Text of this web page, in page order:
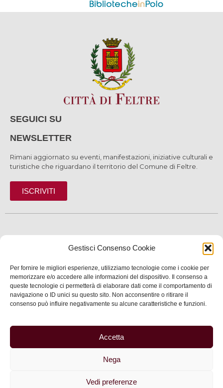
Gestisci Consenso Cookie
Per fornire le migliori esperienze, utilizziamo tecnologie come i cookie per
memorizzare e/o accedere alle informazioni del dispositivo. Il consenso a
queste tecnologie ci permetterà di elaborare dati come il comportamento di
navigazione o ID unici su questo sito. Non acconsentire o ritirare il
consenso può influire negativamente su alcune caratteristiche e funzioni.
Accetta
Nega
Vedi preferenze
SEGUICI SU
NEWSLETTER
Rimani aggiornato su eventi, manifestazioni, iniziative culturali e
turistiche che riguardano il territorio del Comune di Feltre.
ISCRIVITI
SERVIZI
INFORMAZIONI
© 2025 Assessorato al Turismo della Città di Feltre
Informativa cookie